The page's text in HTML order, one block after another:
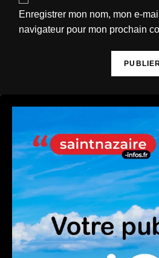
Enregistrer mon nom, mon e-
navigateur pour mon prochain